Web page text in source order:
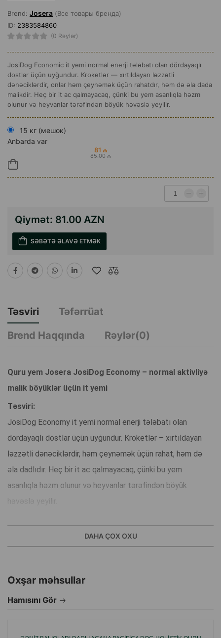
Brend: Josera (Все товары бренда)
ID: 2383584860
(0 Rəylər)
JosiDog Economic it yemi normal enerji tələbatı olan dördayaqlı
dostlar üçün uyğundur. Kroketlər — xırtıldayan ləzzətli
dənəciklərdir, onlar həm çeynəmək üçün rahatdır, həm də əla dada
malikdir. Heç bir it ac qalmayacaq, çünki bu yem asanlıqla həzm
olunur və heyvanlar tərəfindən böyük həvəslə yeyilir.
15 кг (мешок)
Anbarda var
81 ₼
85.00 ₼
Qiymət: 81.00 AZN
SƏBƏTƏ ƏLAVƏ ETMƏK
Təsviri
Təfərrüat
Brend Haqqında
Rəylər(0)
Quru yem Josera JosiDog Economy – normal aktivliyə
malik böyüklər üçün it yemi
Təsviri:
JosiDog Economy it yemi normal enerji tələbatı olan
dördayaqlı dostlar üçün uyğundur. Kroketlər – xırtıldayan
ləzzətli dənəciklərdir, həm çeynəmək üçün rahat, həm də
əla dadlıdır. Heç bir it ac qalmayacaq, çünki bu yem
asanlıqla həzm olunur və heyvanlar tərəfindən böyük
həvəslə yeyilir.
Bütün cins və ölçülü itlər üçün uyğundur
DAHA ÇOX OXU
Oxşar məhsullar
Hamısını Gör